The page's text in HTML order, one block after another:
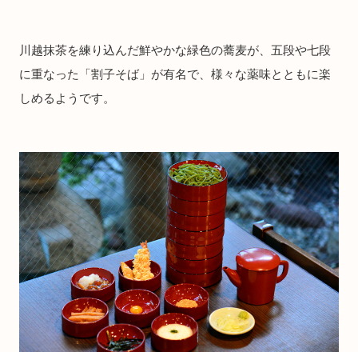
川越抹茶を練り込んだ鮮やかな緑色の蕎麦が、五段や七段
に重なった「割子そば」が有名で、様々な薬味とともに楽
しめるようです。